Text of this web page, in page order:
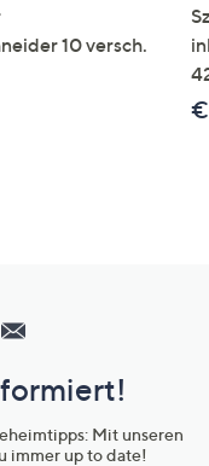
10 versch.
Mit unseren
immer up to date!